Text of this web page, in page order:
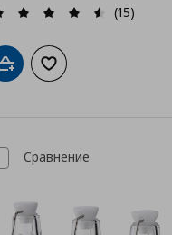
(15)
Добави в кошницата
Добави към
Сравнение